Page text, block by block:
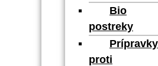
Bio
postreky
Prípravky
proti
Hoštické
na čučoriedky 1